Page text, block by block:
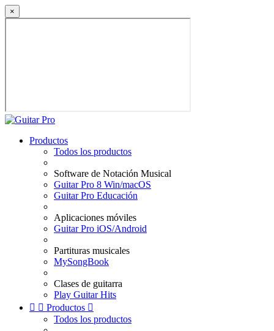
×
Productos
Todos los productos
Software de Notación Musical
Guitar Pro 8 Win/macOS
Guitar Pro Educación
Aplicaciones móviles
Guitar Pro iOS/Android
Partituras musicales
MySongBook
Clases de guitarra
Play Guitar Hits
  Productos 
Todos los productos